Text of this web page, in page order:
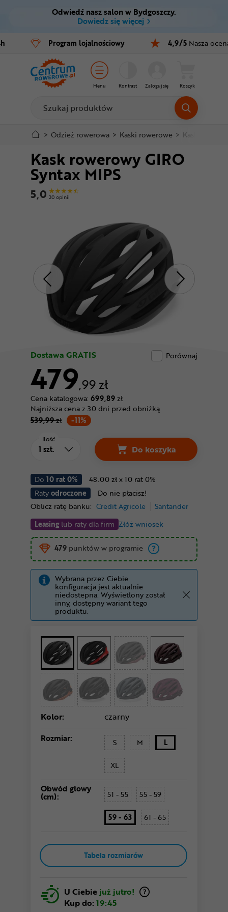
Ctrl M
Menu główne
Informacje o produkcie
Do koszyka
Szczegółowe informacje
Stopka
Mapa strony
Odwiedź nasz salon w Bydgoszczy.
Dowiedz się więcej
Program lojalnościowy 4,9/5 Nasza
Menu Kontrast Zaloguj się Koszyk
Rowery
E-bike
Części
Akcesoria
Odzież
Kaski
Buty
Nowości
Superoferta
> Odzież rowerowa > Kaski rowerowe > Kaski
Kask rowerowy GIRO
Syntax MIPS
5,0 20 opinii
Dostawa GRATIS Porównaj
479,99 zł
Cena katalogowa: 699,89zł
-11%
Najniższa cena z 30 dni przed obniżką
539,99zł
Do 10 rat 0%
48.00 zł x 10 rat 0%
Ratyodroczone
Do nie płacisz!
Oblicz ratę banku: Credit Agricole
Santander
Leasinglub raty dla firm Złóż wniosek
Ilość
Do koszyka
479 punktów w programie
Wybrana przez Ciebie
konfiguracja jest aktualnie
niedostepna. Wyświetlony został
inny, dostępny wariant tego
produktu.
Kolor: czarny
Rozmiar: S M L
XL
Obwód głowy
(cm): 51 - 55 55 - 59
59 - 63 61 - 65
Tabela rozmiarów
U Ciebie już jutro!
Kup do: 19:45